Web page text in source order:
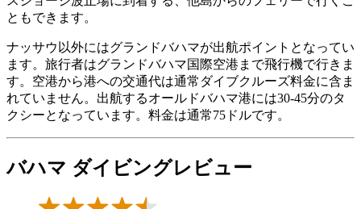
ともできます。
ナッサウ以外にはグランドバハマが出航ポイントとなってい
ます。旅行者はグランドバハマ国際空港まで飛行機で行きま
す。空港から港への交通代は通常ダイブクルーズ料金に含ま
れていません。出航するオールドバハマ港には30-45分のタ
クシーとなっています。料金は通常75ドルです。
バハマ ダイビングレビュー